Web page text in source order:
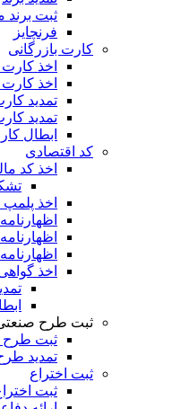
ثبت برند
فرنچایز
کارت بازرگانی
اخذ کارت
اخذ
تمدید
تمدید
ابطال
کد اقتصادی
اخذ کد
اخذ پلمپ
اخذ
ثبت طرح
ثبت طرح
تمدید
ثبت اختراع
ثبت